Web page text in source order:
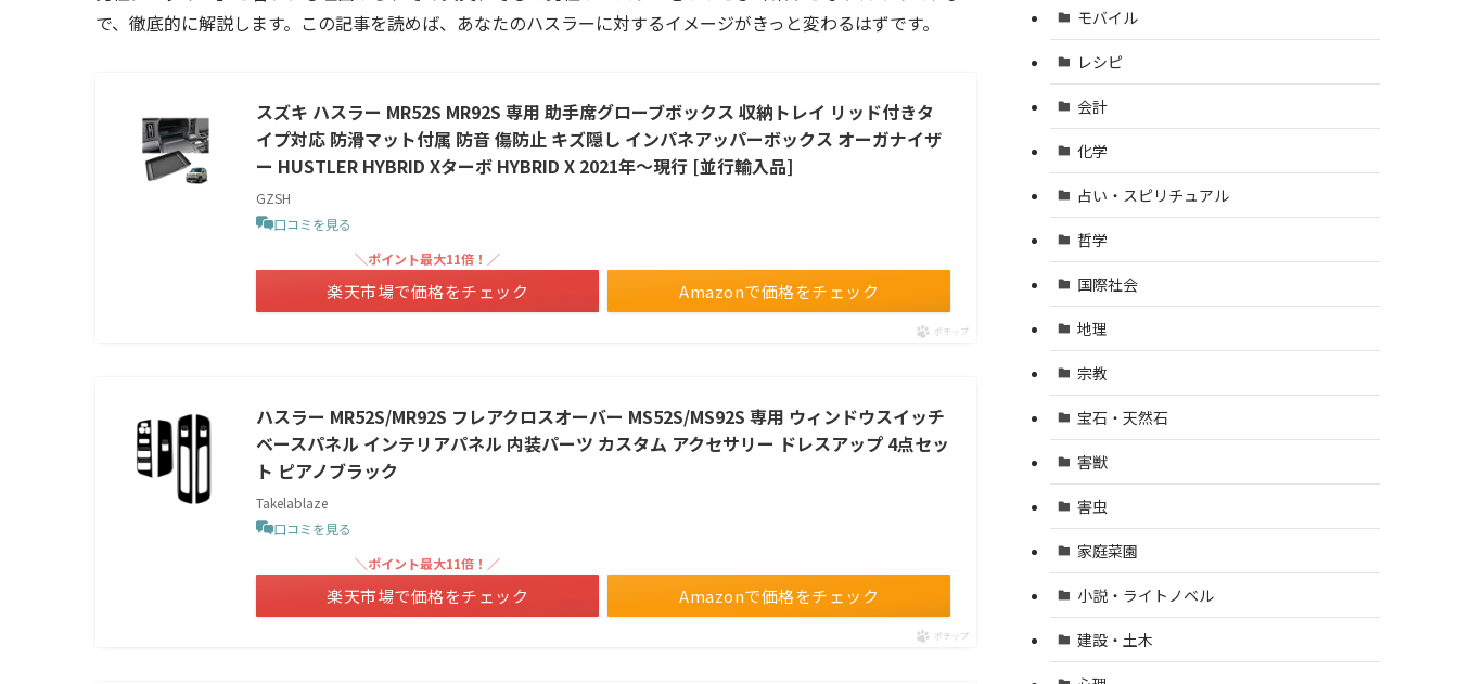
で、徹底的に解説します。この記事を読めば、あなたのハスラーに対するイメージがきっと変わるはずです。
スズキ ハスラー MR52S MR92S 専用 助手席グローブボックス 収納トレイ リッド付きタ
イプ対応 防滑マット付属 防音 傷防止 キズ隠し インパネアッパーボックス オーガナイザ
ー HUSTLER HYBRID Xターボ HYBRID X 2021年～現行 [並行輸入品]
GZSH
口コミを見る
Amazonで価格をチェック
＼ポイント最大11倍！／
楽天市場で価格をチェック
ポチップ
ハスラー MR52S/MR92S フレアクロスオーバー MS52S/MS92S 専用 ウィンドウスイッチ
ベースパネル インテリアパネル 内装パーツ カスタム アクセサリー ドレスアップ 4点セッ
ト ピアノブラック
Takelablaze
口コミを見る
Amazonで価格をチェック
＼ポイント最大11倍！／
楽天市場で価格をチェック
ポチップ
モバイル
レシピ
会計
化学
占い・スピリチュアル
哲学
国際社会
地理
宗教
宝石・天然石
害獣
害虫
家庭菜園
小説・ライトノベル
建設・土木